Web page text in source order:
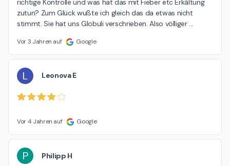
richtige Kontrolle und was hat das mit Fieber etc Erkältung
zutun? Zum Glück wußte ich gleich das da etwas nicht
stimmt. Sie hat uns Globuli verschrieben. Also völliger …
Vor 3 Jahren auf Google
L Leonova E
Vor 4 Jahren auf Google
P Philipp H